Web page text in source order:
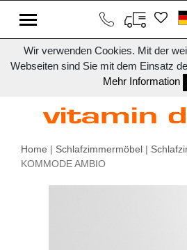
Wir verwenden Cookies. Mit der
Webseiten sind Sie mit dem Einsatz
Mehr Information
Home | Schlafzimmermöbel |
KOMMODE AMBIO